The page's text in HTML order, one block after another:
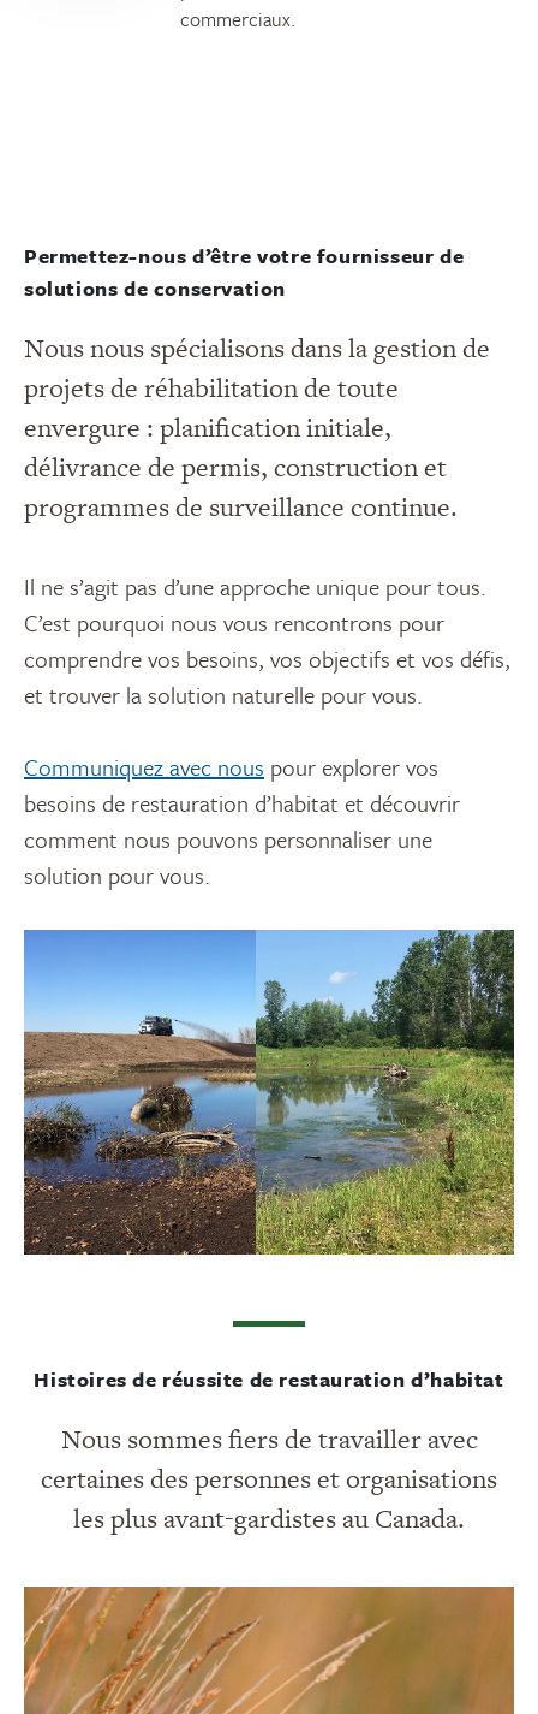
commerciaux.
Permettez-nous d’être votre fournisseur de
solutions de conservation
Nous nous spécialisons dans la gestion de
projets de réhabilitation de toute
envergure : planification initiale,
délivrance de permis, construction et
programmes de surveillance continue.
Il ne s’agit pas d’une approche unique pour tous.
C’est pourquoi nous vous rencontrons pour
comprendre vos besoins, vos objectifs et vos défis,
et trouver la solution naturelle pour vous.
Communiquez avec nous pour explorer vos
besoins de restauration d’habitat et découvrir
comment nous pouvons personnaliser une
solution pour vous.
Histoires de réussite de restauration d’habitat
Nous sommes fiers de travailler avec
certaines des personnes et organisations
les plus avant-gardistes au Canada.